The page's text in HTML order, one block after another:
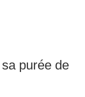
purée de